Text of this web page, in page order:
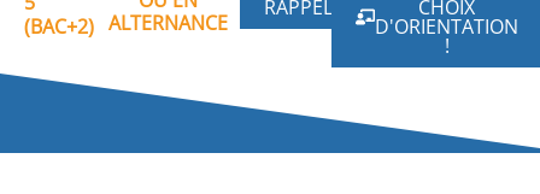
(BAC+2) ALTERNANCE
RAPPELÉ CHOIX
D'ORIENTATION
!